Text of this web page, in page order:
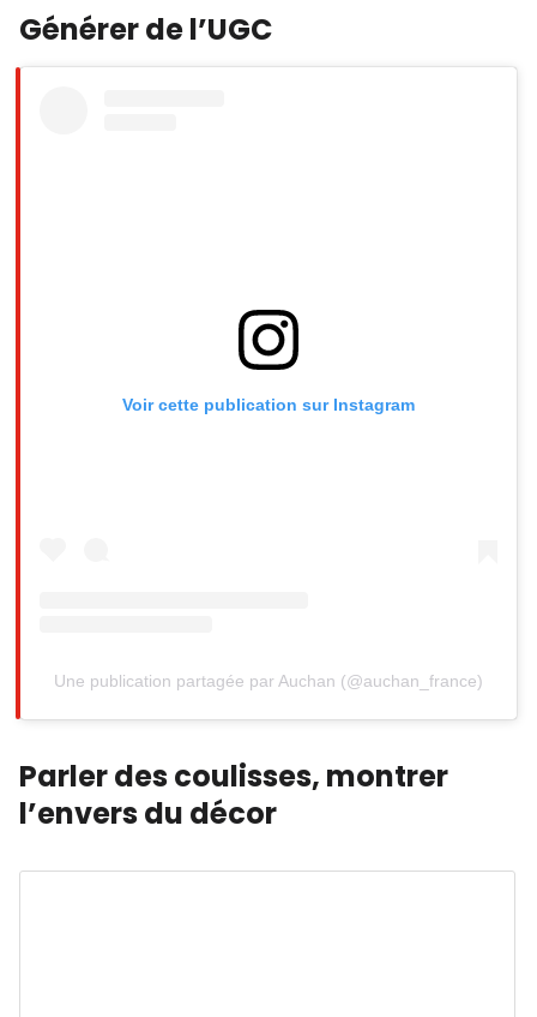
Générer de l’UGC
Voir cette publication sur Instagram
Une publication partagée par Auchan (@auchan_france)
Parler des coulisses, montrer
l’envers du décor